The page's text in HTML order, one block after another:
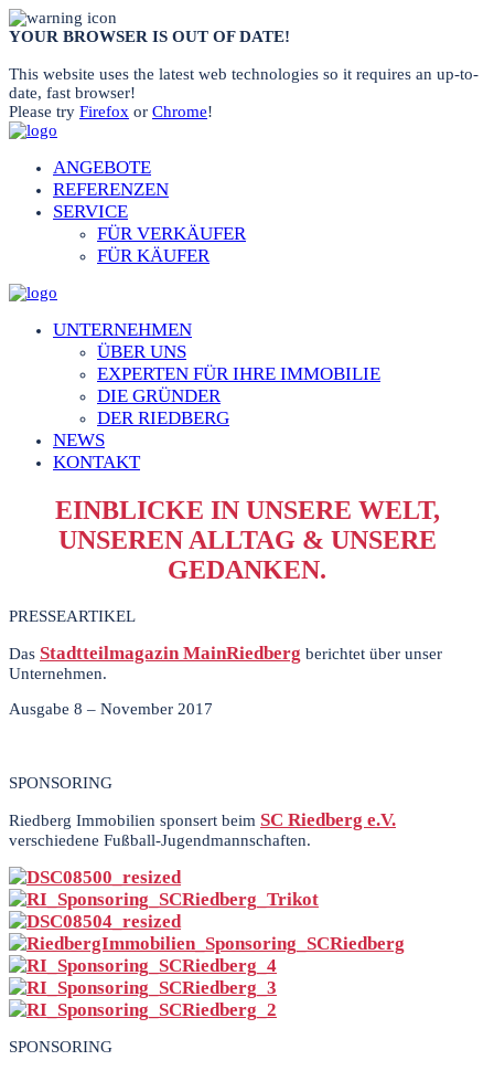
YOUR BROWSER IS OUT OF DATE!
This website uses the latest web technologies so it requires an up-to-
date, fast browser!
Please try Firefox or Chrome!
ANGEBOTE
REFERENZEN
SERVICE
FÜR VERKÄUFER
FÜR KÄUFER
UNTERNEHMEN
ÜBER UNS
EXPERTEN FÜR IHRE IMMOBILIE
DIE GRÜNDER
DER RIEDBERG
NEWS
KONTAKT
EINBLICKE IN UNSERE WELT,
UNSEREN ALLTAG & UNSERE
GEDANKEN.
PRESSEARTIKEL
Das Stadtteilmagazin MainRiedberg berichtet über unser
Unternehmen.
Ausgabe 8 – November 2017
SPONSORING
Riedberg Immobilien sponsert beim SC Riedberg e.V.
verschiedene Fußball-Jugendmannschaften.
SPONSORING